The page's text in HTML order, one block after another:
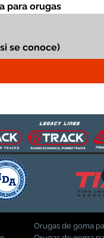
para orugas
Orugas de goma